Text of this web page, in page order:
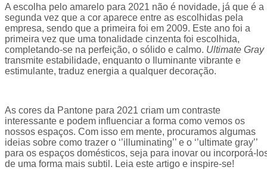
A escolha pelo amarelo para 2021 não é novidade, já que é a
segunda vez que a cor aparece entre as escolhidas pela
empresa, sendo que a primeira foi em 2009. Este ano foi a
primeira vez que uma tonalidade cinzenta foi escolhida,
completando-se na perfeição, o sólido e calmo. Ultimate Gray
transmite estabilidade, enquanto o Iluminante vibrante e
estimulante, traduz energia a qualquer decoração.
As cores da Pantone para 2021 criam um contraste
interessante e podem influenciar a forma como vemos os
nossos espaços. Com isso em mente, procuramos algumas
ideias sobre como trazer o ‘’illuminating’’ e o ‘’ultimate gray’’
para os espaços domésticos, seja para inovar ou incorporá-
de uma forma mais subtil. Leia este artigo e inspire-se!